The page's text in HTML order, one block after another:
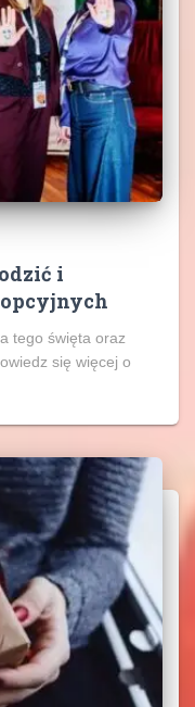
i
tego święta oraz
się więcej o